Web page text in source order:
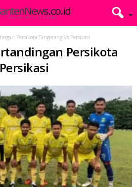
Persikota Tangerang Vs Persikasi
Persikota